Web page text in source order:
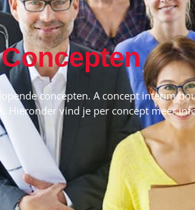
Concepten
concepten. A concept interim
Hieronder vind je per concept meer